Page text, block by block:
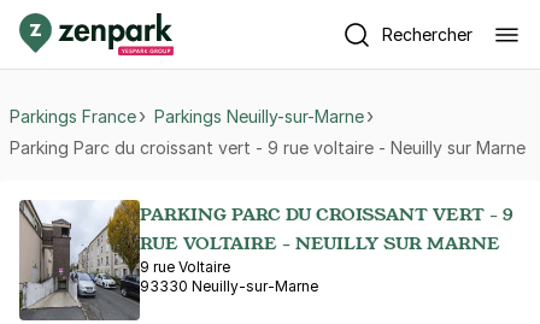
Rechercher
Parkings France
Parkings Neuilly-sur-Marne
Parking Parc du croissant vert - 9 rue voltaire - Neuilly sur Marne
PARKING PARC DU CROISSANT VERT - 9
RUE VOLTAIRE - NEUILLY SUR MARNE
9 rue Voltaire
93330 Neuilly-sur-Marne